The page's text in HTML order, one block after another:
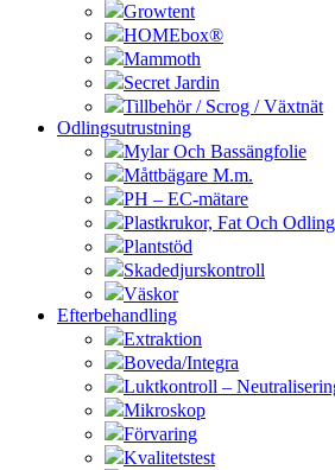
Growtent
HOMEbox®
Mammoth
Secret Jardin
Tillbehör / Scrog / Växtnät
Odlingsutrustning
Mylar Och Bassängfolie
Måttbägare M.m.
PH – EC-mätare
Plastkrukor, Fat Och
Plantstöd
Skadedjurskontroll
Väskor
Efterbehandling
Extraktion
Boveda/Integra
Luktkontroll –
Mikroskop
Förvaring
Kvalitetstest